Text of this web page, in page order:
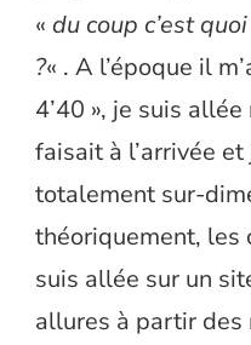
« du coup c’est
?« . A l’époque il
4’40 », je suis
faisait à l’arrivée et
totalement sur-
théoriquement, les
suis allée sur un
allures à partir